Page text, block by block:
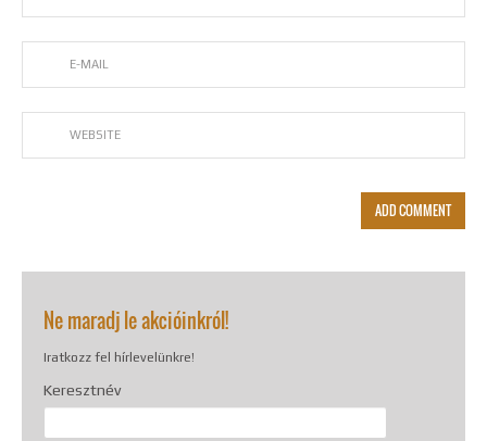
Ne maradj le akcióinkról!
Iratkozz fel hírlevelünkre!
Keresztnév